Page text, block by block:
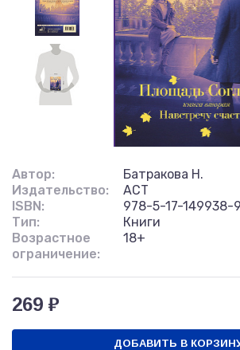
Автор:
Батракова Н.
Издательство:
АСТ
ISBN:
978-5-17-149938-9
Тип:
Книги
Возрастное
ограничение:
18+
269 ₽
ДОБАВИТЬ В